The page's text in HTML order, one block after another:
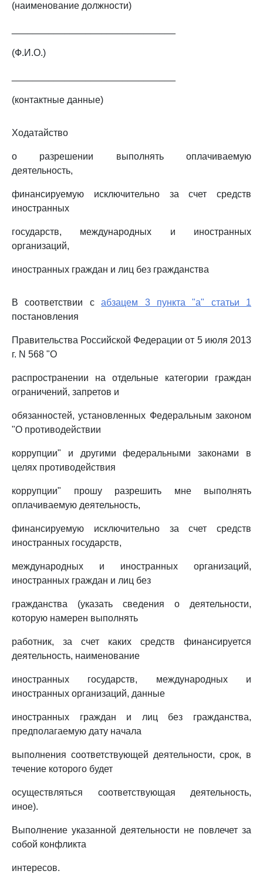
(наименование должности)
(Ф.И.О.)
(контактные данные)
Ходатайство
о разрешении выполнять оплачиваемую
деятельность,
финансируемую исключительно за счет средств
иностранных
государств, международных и иностранных
организаций,
иностранных граждан и лиц без гражданства
В соответствии сабзацем 3 пункта "а" статьи 1
постановления
Правительства Российской Федерации от 5 июля 2013
г. N 568 "О
распространении на отдельные категории граждан
ограничений, запретов и
обязанностей, установленных Федеральным законом
"О противодействии
коррупции" и другими федеральными законами в
целях противодействия
коррупции" прошу разрешить мне выполнять
оплачиваемую деятельность,
финансируемую исключительно за счет средств
иностранных государств,
международных и иностранных организаций,
иностранных граждан и лиц без
гражданства (указать сведения о деятельности,
которую намерен выполнять
работник, за счет каких средств финансируется
деятельность, наименование
иностранных государств, международных и
иностранных организаций, данные
иностранных граждан и лиц без гражданства,
предполагаемую дату начала
выполнения соответствующей деятельности, срок, в
течение которого будет
осуществляться соответствующая деятельность,
иное).
Выполнение указанной деятельности не повлечет за
собой конфликта
интересов.